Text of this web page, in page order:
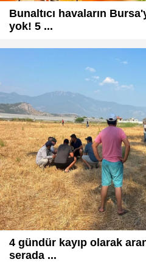
Bunaltıcı havaların
yok! 5 ...
4 gündür kayıp olarak
serada ...